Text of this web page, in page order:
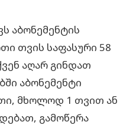
აბონემენტის
თვის საფასური 58
აღარ გინდათ
აბონემენტი
მხოლოდ 1 თვით ან
გამოწერა